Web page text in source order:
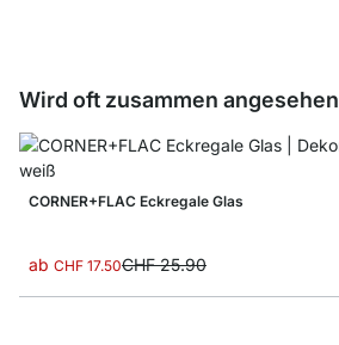
Wird oft zusammen angesehen
CORNER+FLAC Eckregale Glas
ab CHF 17.50CHF 25.90